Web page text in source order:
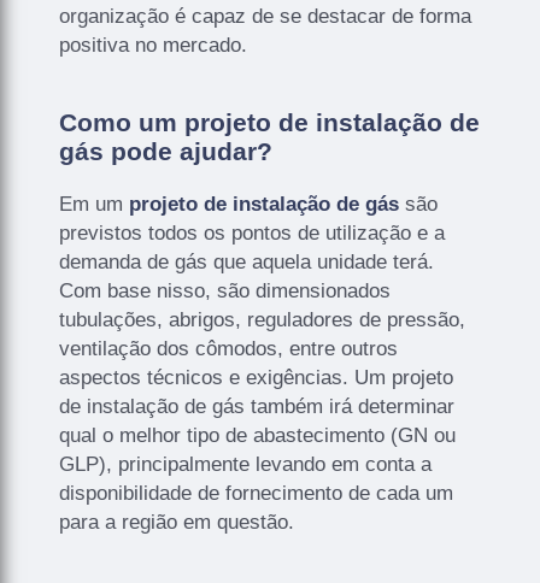
organização é capaz de se destacar de forma
positiva no mercado.
Como um projeto de instalação de
gás pode ajudar?
Em um projeto de instalação de gás são
previstos todos os pontos de utilização e a
demanda de gás que aquela unidade terá.
Com base nisso, são dimensionados
tubulações, abrigos, reguladores de pressão,
ventilação dos cômodos, entre outros
aspectos técnicos e exigências. Um projeto
de instalação de gás também irá determinar
qual o melhor tipo de abastecimento (GN ou
GLP), principalmente levando em conta a
disponibilidade de fornecimento de cada um
para a região em questão.